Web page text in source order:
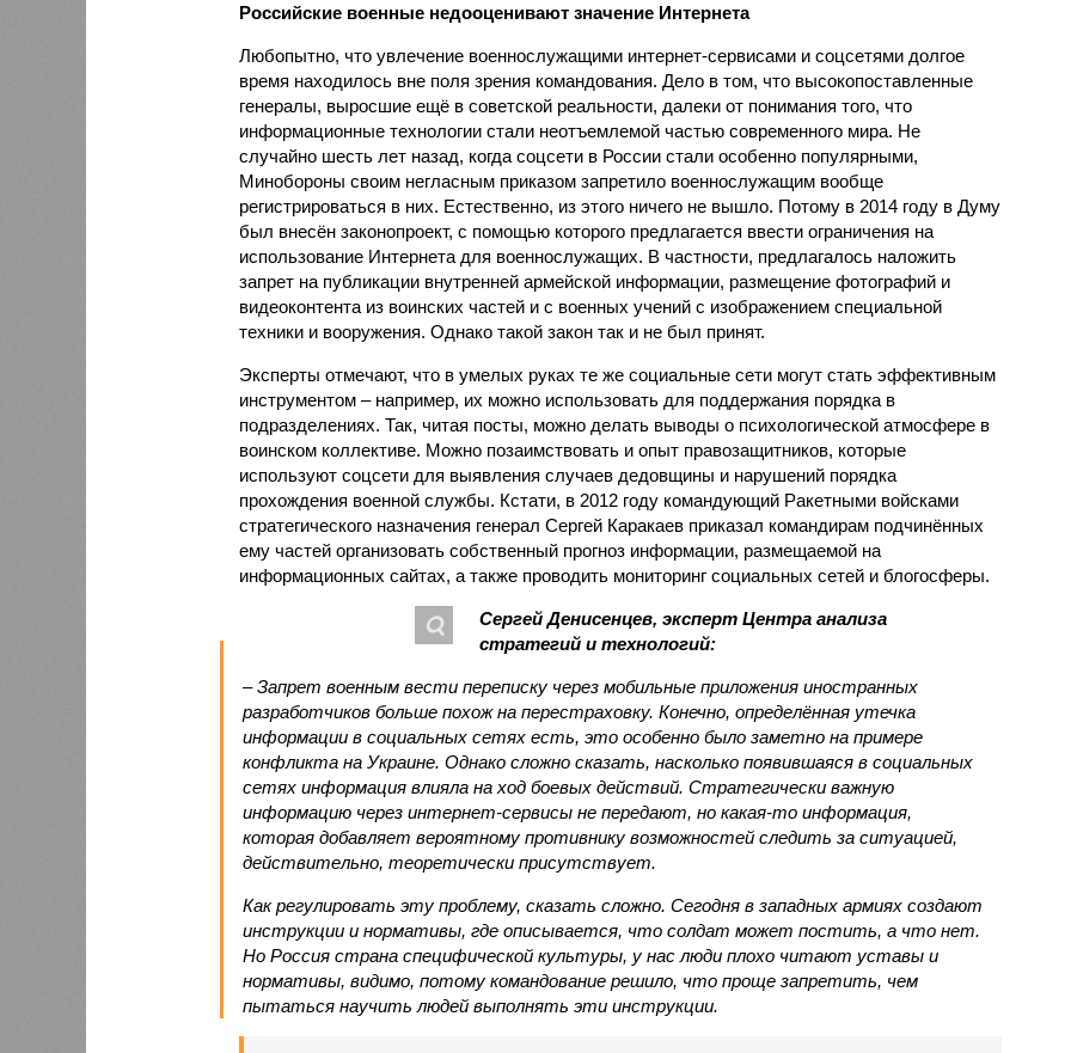
Российские военные недооценивают значение Интернета
Любопытно, что увлечение военнослужащими интернет-сервисами и соцсетями долгое
время находилось вне поля зрения командования. Дело в том, что высокопоставленные
генералы, выросшие ещё в советской реальности, далеки от понимания того, что
информационные технологии стали неотъемлемой частью современного мира. Не
случайно шесть лет назад, когда соцсети в России стали особенно популярными,
Минобороны своим негласным приказом запретило военнослужащим вообще
регистрироваться в них. Естественно, из этого ничего не вышло. Потому в 2014 году в Думу
был внесён законопроект, с помощью которого предлагается ввести ограничения на
использование Интернета для военнослужащих. В частности, предлагалось наложить
запрет на публикации внутренней армейской информации, размещение фотографий и
видеоконтента из воинских частей и с военных учений с изображением специальной
техники и вооружения. Однако такой закон так и не был принят.
Эксперты отмечают, что в умелых руках те же социальные сети могут стать эффективным
инструментом – например, их можно использовать для поддержания порядка в
подразделениях. Так, читая посты, можно делать выводы о психологической атмосфере в
воинском коллективе. Можно позаимствовать и опыт правозащитников, которые
используют соцсети для выявления случаев дедовщины и нарушений порядка
прохождения военной службы. Кстати, в 2012 году командующий Ракетными войсками
стратегического назначения генерал Сергей Каракаев приказал командирам подчинённых
ему частей организовать собственный прогноз информации, размещаемой на
информационных сайтах, а также проводить мониторинг социальных сетей и блогосферы.
Сергей Денисенцев, эксперт Центра анализа
стратегий и технологий:
– Запрет военным вести переписку через мобильные приложения иностранных
разработчиков больше похож на перестраховку. Конечно, определённая утечка
информации в социальных сетях есть, это особенно было заметно на примере
конфликта на Украине. Однако сложно сказать, насколько появившаяся в социальных
сетях информация влияла на ход боевых действий. Стратегически важную
информацию через интернет-сервисы не передают, но какая-то информация,
которая добавляет вероятному противнику возможностей следить за ситуацией,
действительно, теоретически присутствует.
Как регулировать эту проблему, сказать сложно. Сегодня в западных армиях создают
инструкции и нормативы, где описывается, что солдат может постить, а что нет.
Но Россия страна специфической культуры, у нас люди плохо читают уставы и
нормативы, видимо, потому командование решило, что проще запретить, чем
пытаться научить людей выполнять эти инструкции.